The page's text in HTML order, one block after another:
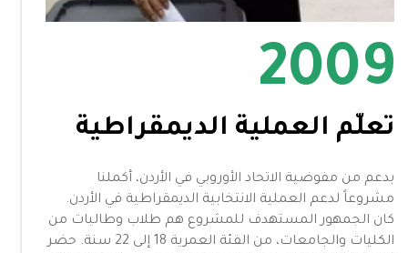
2009
تعلُّم العملية الديمقراطية
بدعم من مفوضية الاتحاد الأوروبي في الأردن، أكملنا
مشروعاً لدعم العملية الانتخابية الديمقراطية في الأردن.
كان الجمهور المستهدف للمشروع هم طلاب وطالبات من
الكليات والجامعات، من الفئة العمرية 18 إلى 22 سنة. حضر